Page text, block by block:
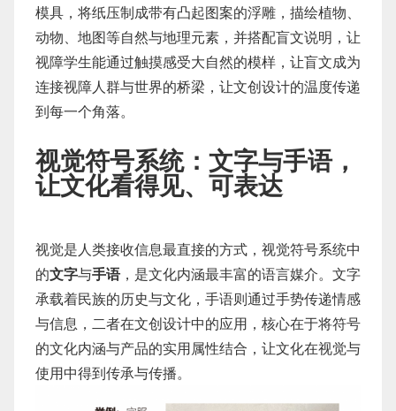
模具，将纸压制成带有凸起图案的浮雕，描绘植物、
动物、地图等自然与地理元素，并搭配盲文说明，让
视障学生能通过触摸感受大自然的模样，让盲文成为
连接视障人群与世界的桥梁，让文创设计的温度传递
到每一个角落。
视觉符号系统：文字与手语，
让文化看得见、可表达
视觉是人类接收信息最直接的方式，视觉符号系统中
的文字与手语，是文化内涵最丰富的语言媒介。文字
承载着民族的历史与文化，手语则通过手势传递情感
与信息，二者在文创设计中的应用，核心在于将符号
的文化内涵与产品的实用属性结合，让文化在视觉与
使用中得到传承与传播。